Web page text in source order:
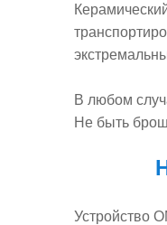
В любом
Не быть
Устройство